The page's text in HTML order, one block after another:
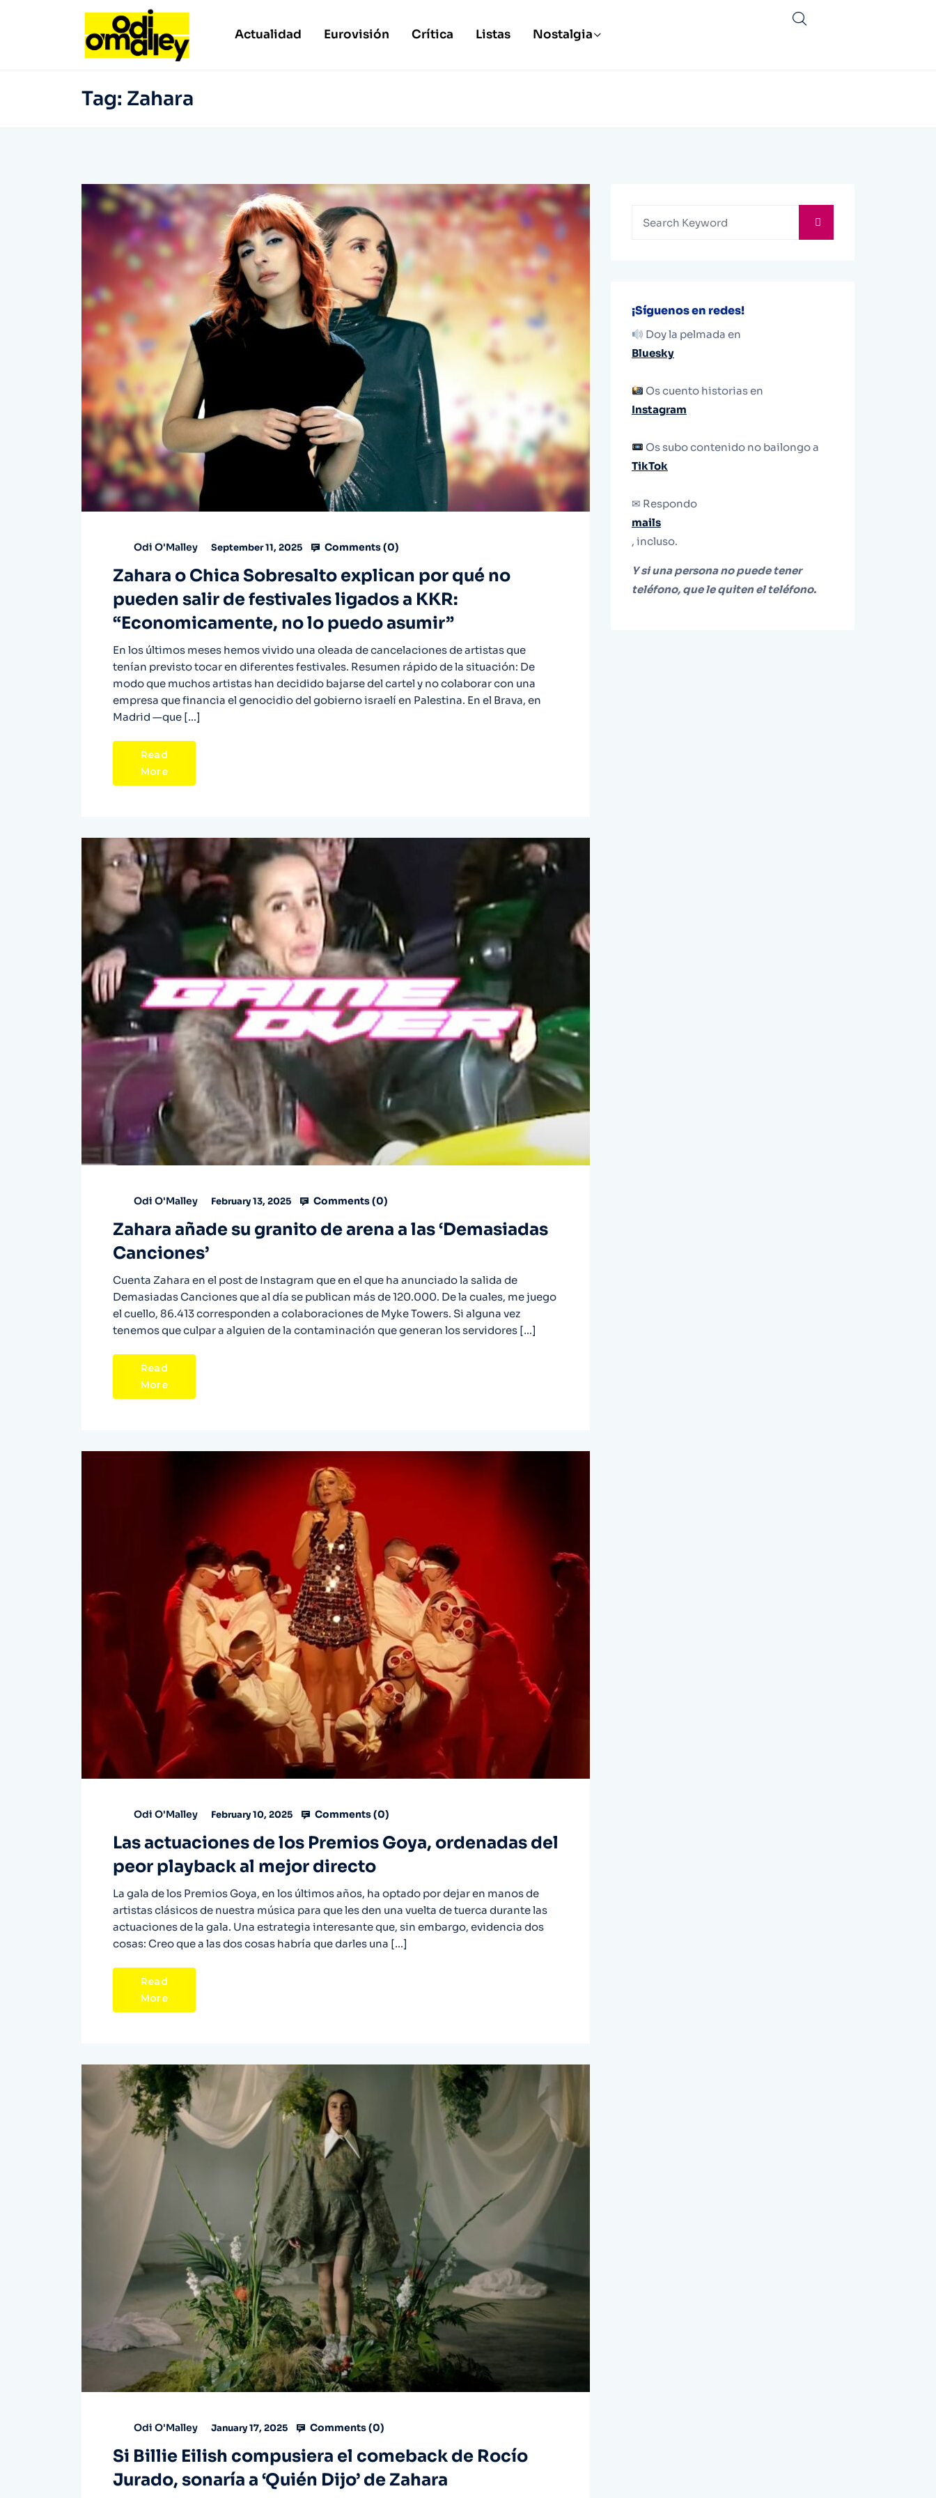
Actualidad Eurovisión Crítica Listas Nostalgia
Tag: Zahara
Odi O'Malley September 11, 2025 Comments (0)
Zahara o Chica Sobresalto explican por qué no
pueden salir de festivales ligados a KKR:
“Economicamente, no lo puedo asumir”
En los últimos meses hemos vivido una oleada de cancelaciones de artistas que
tenían previsto tocar en diferentes festivales. Resumen rápido de la situación: De
modo que muchos artistas han decidido bajarse del cartel y no colaborar con una
empresa que financia el genocidio del gobierno israelí en Palestina. En el Brava, en
Madrid —que […]
Read
More
Odi O'Malley February 13, 2025 Comments (0)
Zahara añade su granito de arena a las ‘Demasiadas
Canciones’
Cuenta Zahara en el post de Instagram que en el que ha anunciado la salida de
Demasiadas Canciones que al día se publican más de 120.000. De la cuales, me juego
el cuello, 86.413 corresponden a colaboraciones de Myke Towers. Si alguna vez
tenemos que culpar a alguien de la contaminación que generan los servidores […]
Read
More
Odi O'Malley February 10, 2025 Comments (0)
Las actuaciones de los Premios Goya, ordenadas del
peor playback al mejor directo
La gala de los Premios Goya, en los últimos años, ha optado por dejar en manos de
artistas clásicos de nuestra música para que les den una vuelta de tuerca durante las
actuaciones de la gala. Una estrategia interesante que, sin embargo, evidencia dos
cosas: Creo que a las dos cosas habría que darles una […]
Read
More
Odi O'Malley January 17, 2025 Comments (0)
Si Billie Eilish compusiera el comeback de Rocío
Jurado, sonaría a ‘Quién Dijo’ de Zahara
¡Síguenos en redes!
Doy la pelmada en
Bluesky
Os cuento historias en
Instagram
Os subo contenido no bailongo a
TikTok
✉ Respondo
mails
, incluso.
Y si una persona no puede tener
teléfono, que le quiten el teléfono.